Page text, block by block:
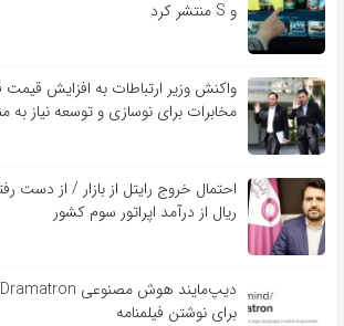
و S منتشر کرد
واکنش وزیر ارتباطات به افزایش
مخابرات برای نوسازی و توسعه نیاز به
ریال از درآمد اپراتور سوم کشور
برای نوشتن فیلمنامه